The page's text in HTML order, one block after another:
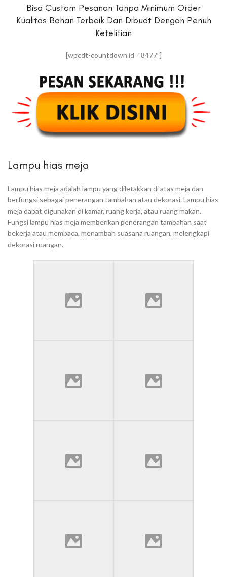
Bisa Custom Pesanan Tanpa Minimum Order
Kualitas Bahan Terbaik Dan Dibuat Dengan Penuh
Ketelitian
[wpcdt-countdown id=”8477″]
Lampu hias meja
Lampu hias meja adalah lampu yang diletakkan di atas meja dan
berfungsi sebagai penerangan tambahan atau dekorasi. Lampu hias
meja dapat digunakan di kamar, ruang kerja, atau ruang makan.
Fungsi lampu hias meja memberikan penerangan tambahan saat
bekerja atau membaca, menambah suasana ruangan, melengkapi
dekorasi ruangan.